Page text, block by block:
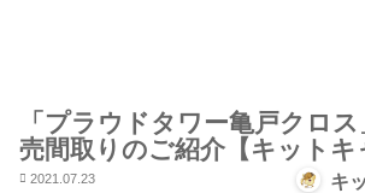
「プラウドタワー亀戸クロ
売間取りのご紹介【キットキ
2021.07.23 キ